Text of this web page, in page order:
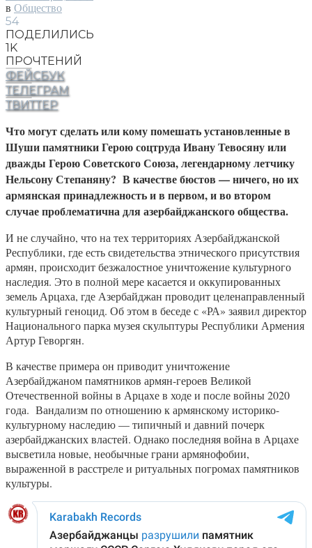
в Общество
54
ПОДЕЛИЛИСЬ
1K
ПРОЧТЕНИЙ
ФЕЙСБУК
ТЕЛЕГРАМ
ТВИТТЕР
Что могут сделать или кому помешать установленные в
Шуши памятники Герою соцтруда Ивану Тевосяну или
дважды Герою Советского Союза, легендарному летчику
Нельсону Степаняну? В качестве бюстов — ничего, но их
армянская принадлежность и в первом, и во втором
случае проблематична для азербайджанского общества.
И не случайно, что на тех территориях Азербайджанской
Республики, где есть свидетельства этнического присутствия
армян, происходит безжалостное уничтожение культурного
наследия. Это в полной мере касается и оккупированных
земель Арцаха, где Азербайджан проводит целенаправленный
культурный геноцид. Об этом в беседе с «РА» заявил директор
Национального парка музея скульптуры Республики Армения
Артур Геворгян.
В качестве примера он приводит уничтожение
Азербайджаном памятников армян-героев Великой
Отечественной войны в Арцахе в ходе и после войны 2020
года. Вандализм по отношению к армянскому историко-
культурному наследию — типичный и давний почерк
азербайджанских властей. Однако последняя война в Арцахе
высветила новые, необычные грани армянофобии,
выраженной в расстреле и ритуальных погромах памятников
культуры.